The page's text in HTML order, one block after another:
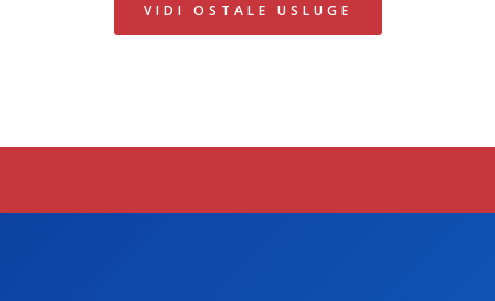
VIDI OSTALE USLUGE